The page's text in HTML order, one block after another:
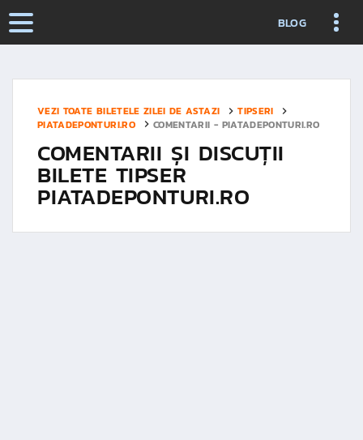
BLOG
VEZI TOATE BILETELE ZILEI DE ASTAZI
TIPSERI
PIATADEPONTURI.RO
COMENTARII - PIATADEPONTURI.RO
COMENTARII ȘI DISCUȚII
BILETE TIPSER
PIATADEPONTURI.RO